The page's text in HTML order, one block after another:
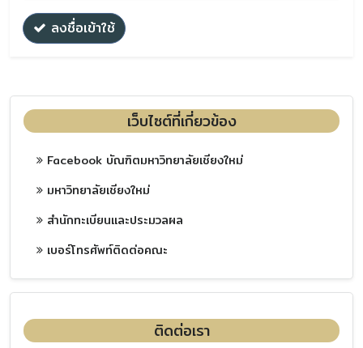
ลงชื่อเข้าใช้
เว็บไซต์ที่เกี่ยวข้อง
Facebook บัณฑิตมหาวิทยาลัยเชียงใหม่
มหาวิทยาลัยเชียงใหม่
สำนักทะเบียนและประมวลผล
เบอร์โทรศัพท์ติดต่อคณะ
ติดต่อเรา